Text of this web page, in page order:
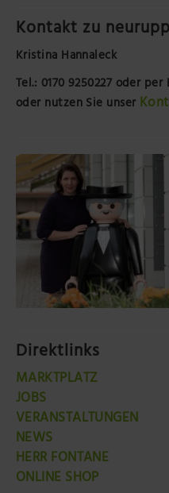
Kontakt zu
Kristina Hannaleck
Tel.: 0170 9250227 oder per
oder nutzen Sie unser
Direktlinks
MARKTPLATZ
JOBS
VERANSTALTUNGEN
NEWS
HERR FONTANE
ONLINE SHOP